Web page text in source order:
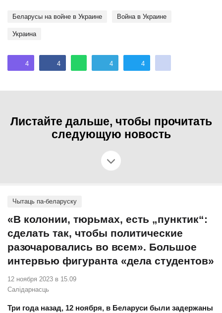
Беларусы на войне в Украине Война в Украине
Украина
4 4 4 4
Листайте дальше, чтобы прочитать
следующую новость